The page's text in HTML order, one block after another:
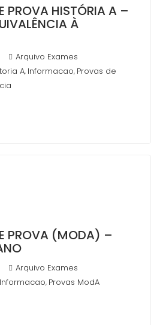
PROVA HISTÓRIA A –
À
Arquivo Exames
A, Informacao, Provas de
PROVA (MODA) –
Arquivo Exames
Informacao, Provas ModA